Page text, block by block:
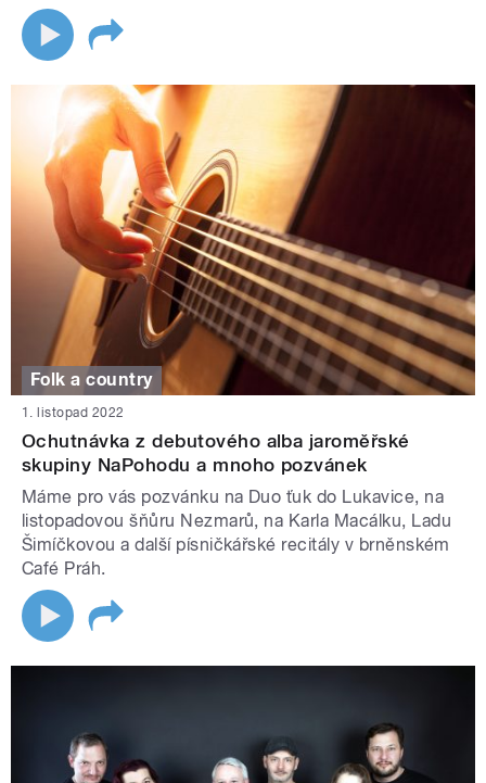
Folk a country
1. listopad 2022
Ochutnávka z debutového alba jaroměřské
skupiny NaPohodu a mnoho pozvánek
Máme pro vás pozvánku na Duo ťuk do Lukavice, na
listopadovou šňůru Nezmarů, na Karla Macálku, Ladu
Šimíčkovou a další písničkářské recitály v brněnském
Café Práh.